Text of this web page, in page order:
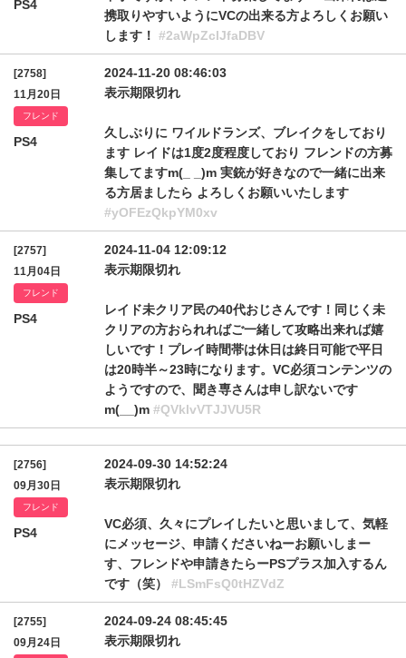
PS4
携取りやすいようにVCの出来る方よろしくお願い
します！ #2aWpZclJfaDBV
[2758]
11月20日
フレンド
PS4
2024-11-20 08:46:03
表示期限切れ
久しぶりに ワイルドランズ、ブレイクをしており
ます レイドは1度2度程度しており フレンドの方募
集してますm(_ _)m 実銃が好きなので一緒に出来
る方居ましたら よろしくお願いいたします
#yOFEzQkpYM0xv
[2757]
11月04日
フレンド
PS4
2024-11-04 12:09:12
表示期限切れ
レイド未クリア民の40代おじさんです！同じく未
クリアの方おられればご一緒して攻略出来れば嬉
しいです！プレイ時間帯は休日は終日可能で平日
は20時半～23時になります。VC必須コンテンツの
ようですので、聞き専さんは申し訳ないです
m(__)m #QVklvVTJJVU5R
[2756]
09月30日
フレンド
PS4
2024-09-30 14:52:24
表示期限切れ
VC必須、久々にプレイしたいと思いまして、気軽
にメッセージ、申請くださいねーお願いしまー
す、フレンドや申請きたらーPSプラス加入するん
です（笑） #LSmFsQ0tHZVdZ
[2755]
09月24日
2024-09-24 08:45:45
表示期限切れ